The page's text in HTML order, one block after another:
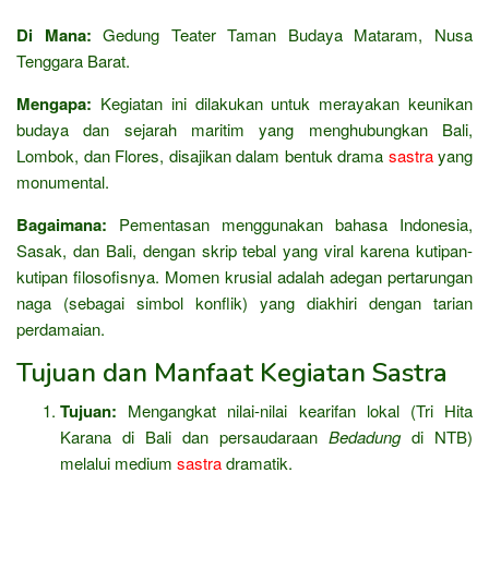
Di Mana: Gedung Teater Taman Budaya Mataram, Nusa
Tenggara Barat.
Mengapa: Kegiatan ini dilakukan untuk merayakan keunikan
budaya dan sejarah maritim yang menghubungkan Bali,
Lombok, dan Flores, disajikan dalam bentuk drama sastrayang
monumental.
Bagaimana: Pementasan menggunakan bahasa Indonesia,
Sasak, dan Bali, dengan skrip tebal yang viral karena kutipan-
kutipan filosofisnya. Momen krusial adalah adegan pertarungan
naga (sebagai simbol konflik) yang diakhiri dengan tarian
perdamaian.
Tujuan dan Manfaat Kegiatan Sastra
Tujuan: Mengangkat nilai-nilai kearifan lokal (Tri Hita
Karana di Bali dan persaudaraan Bedadungdi NTB)
melalui medium sastradramatik.